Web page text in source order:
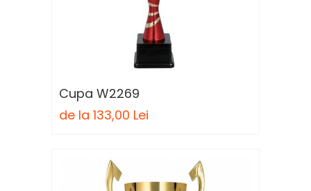
Cupa W2269
de la 133,00 Lei